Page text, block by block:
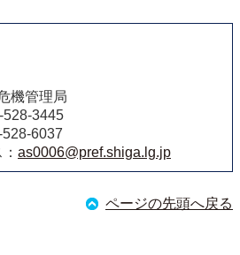
機管理局
528-3445
6037
as0006@pref.shiga.lg.jp
ページの先頭へ戻る